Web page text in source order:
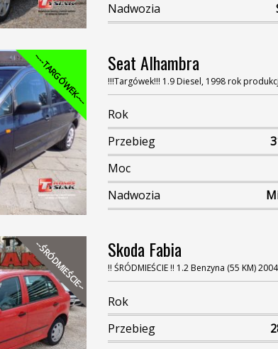
Nadwozia
----TARGÓWEK---- Seat Alhambra
!!!Targówek!!! 1.9 Diesel, 1998 rok
Rok
Przebieg
Moc
Nadwozia
--ŚRÓDMIEŚCIE-- Skoda Fabia
!! ŚRÓDMIEŚCIE !! 1.2 Benzyna (55 KM)
Rok
Przebieg